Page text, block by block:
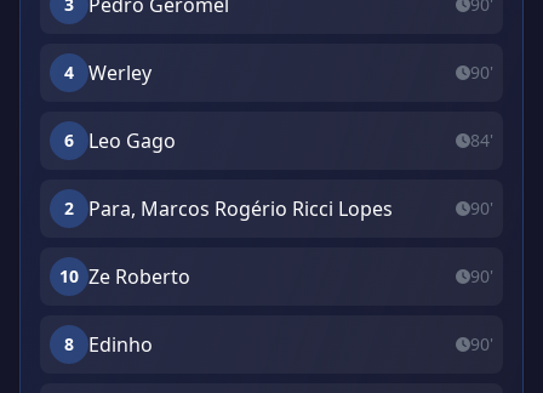
4 Werley 90'
6 Leo Gago 84'
2 Para, Marcos Rogério Ricci Lopes 90'
10 Ze Roberto 90'
8 Edinho 90'